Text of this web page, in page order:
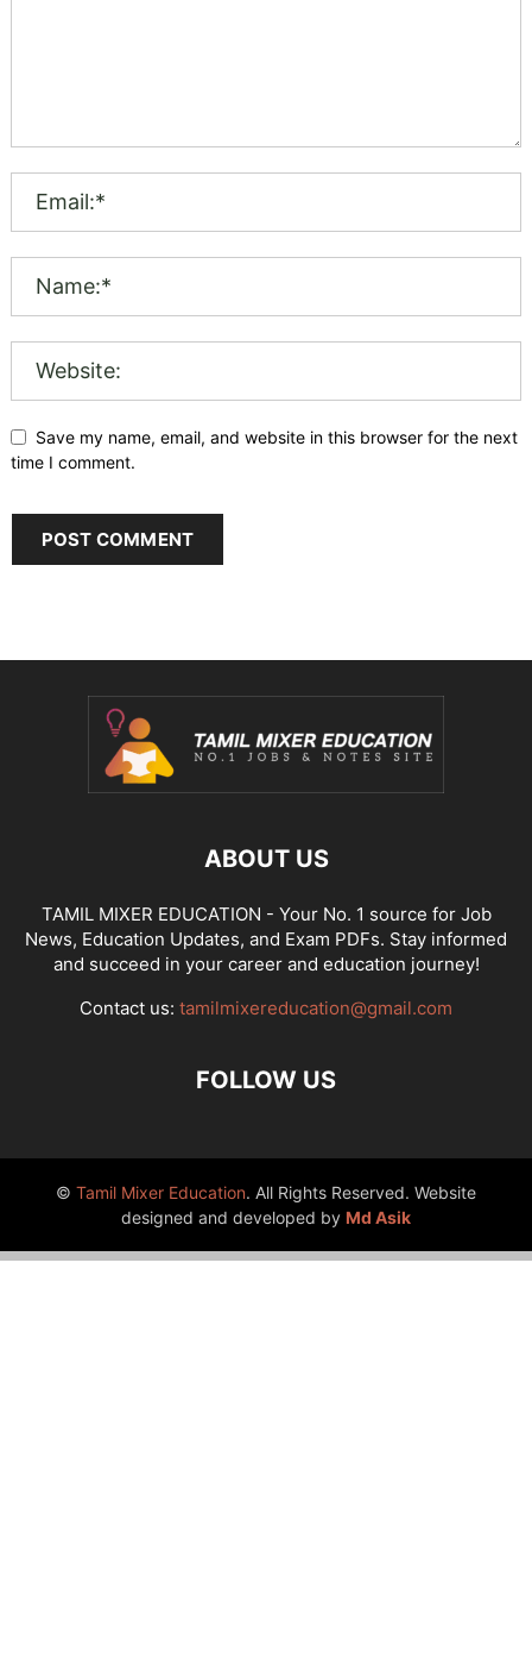
Save my name, email, and website in this browser for the next
time I comment.
ABOUT US
TAMIL MIXER EDUCATION - Your No. 1 source for Job
News, Education Updates, and Exam PDFs. Stay informed
and succeed in your career and education journey!
Contact us: tamilmixereducation@gmail.com
FOLLOW US
© Tamil Mixer Education. All Rights Reserved. Website
designed and developed by Md Asik